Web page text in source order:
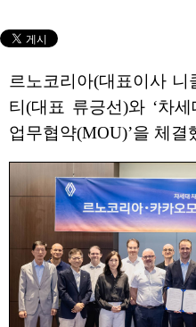
르노코리아(대표이사
티(대표 류긍선)와 ‘차
업무협약(MOU)’을 체결